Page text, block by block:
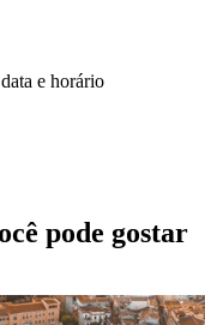
e horário
pode gostar